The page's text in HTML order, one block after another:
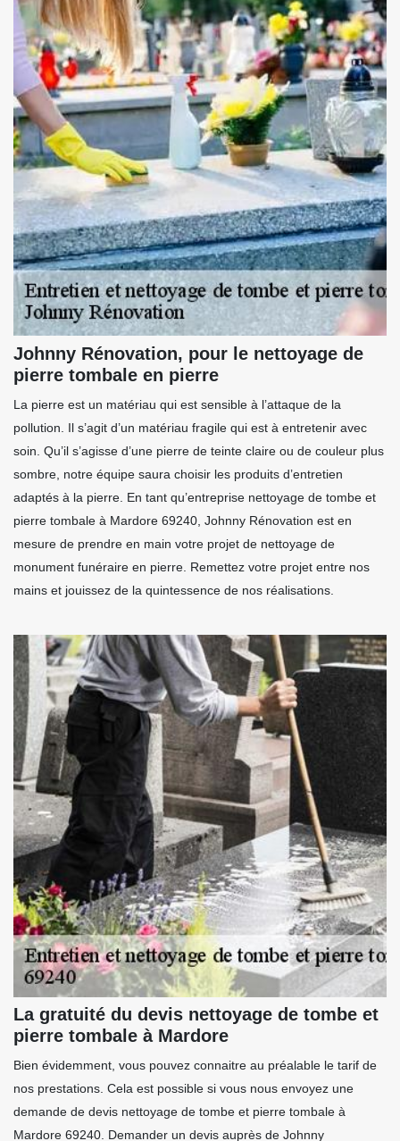
Johnny Rénovation, pour le nettoyage de
pierre tombale en pierre
La pierre est un matériau qui est sensible à l’attaque de la
pollution. Il s’agit d’un matériau fragile qui est à entretenir avec
soin. Qu’il s’agisse d’une pierre de teinte claire ou de couleur plus
sombre, notre équipe saura choisir les produits d’entretien
adaptés à la pierre. En tant qu’entreprise nettoyage de tombe et
pierre tombale à Mardore 69240, Johnny Rénovation est en
mesure de prendre en main votre projet de nettoyage de
monument funéraire en pierre. Remettez votre projet entre nos
mains et jouissez de la quintessence de nos réalisations.
La gratuité du devis nettoyage de tombe et
pierre tombale à Mardore
Bien évidemment, vous pouvez connaitre au préalable le tarif de
nos prestations. Cela est possible si vous nous envoyez une
demande de devis nettoyage de tombe et pierre tombale à
Mardore 69240. Demander un devis auprès de Johnny